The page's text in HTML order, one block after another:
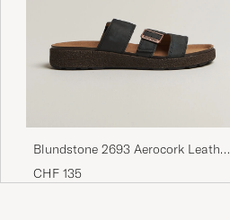
Blundstone 2693 Aerocork Leather
Sandal Rustic Black
CHF 135